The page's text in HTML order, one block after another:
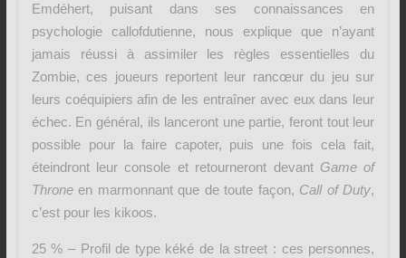
Emdéhert, puisant dans ses connaissances en
psychologie callofdutienne, nous explique que n’ayant
jamais réussi à assimiler les règles essentielles du
Zombie, ces joueurs reportent leur rancœur du jeu sur
leurs coéquipiers afin de les entraîner avec eux dans leur
échec. En général, ils lanceront une partie, feront tout leur
possible pour la faire capoter, puis une fois cela fait,
éteindront leur console et retourneront devant Game of
Throneen marmonnant que de toute façon, Call of Duty,
c’est pour les kikoos.
25 % – Profil de type kéké de la street : ces personnes,